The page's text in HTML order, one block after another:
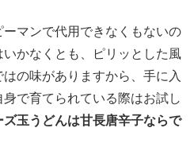
マンで代用できなくもないの
かなくとも、ピリッとした風
の味がありますから、手に入
で育てられている際はお試し
玉うどんは甘長唐辛子ならで